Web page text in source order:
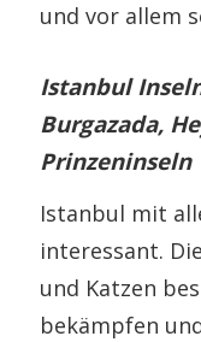
und vor allem
Istanbul
Burgazada,
Prinzeninseln
Istanbul mit
interessant.
und Katzen
bekämpfen